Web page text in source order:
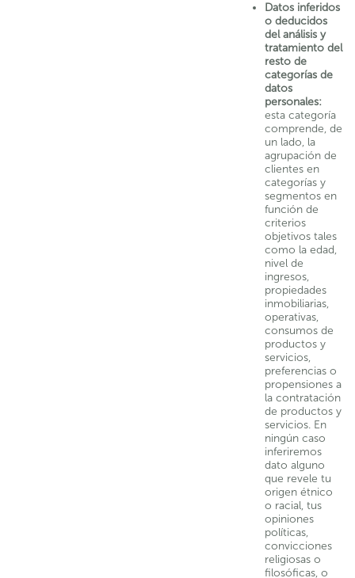
Datos inferidos
o deducidos
del análisis y
tratamiento del
resto de
categorías de
datos
personales:
esta categoría
comprende, de
un lado, la
agrupación de
clientes en
categorías y
segmentos en
función de
criterios
objetivos tales
como la edad,
nivel de
ingresos,
propiedades
inmobiliarias,
operativas,
consumos de
productos y
servicios,
preferencias o
propensiones a
la contratación
de productos y
servicios. En
ningún caso
inferiremos
dato alguno
que revele tu
origen étnico
o racial, tus
opiniones
políticas,
convicciones
religiosas o
filosóficas, o